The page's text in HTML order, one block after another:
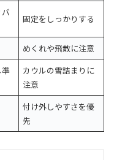
固定をしっかりする
めくれや飛散に注意
カウルの雪詰まりに
注意
付け外しやすさを優
先